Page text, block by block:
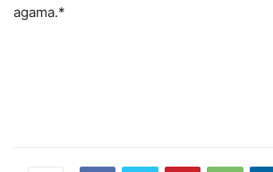
agama.*